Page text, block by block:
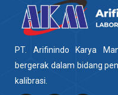
PT. Arifinindo Karya
bergerak dalam bidang
kalibrasi.